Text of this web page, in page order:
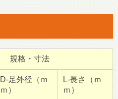
規格・寸法
D-足外径（ｍ
ｍ）
L-長さ（ｍ
ｍ）